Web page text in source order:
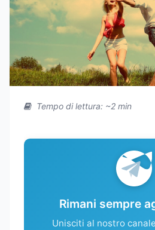
Tempo di lettura: ~2 min
Rimani sempre
Unisciti al nostro